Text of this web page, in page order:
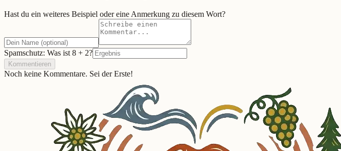
Hast du ein weiteres Beispiel oder eine Anmerkung zu diesem Wort?
Spamschutz: Was ist 8 + 2?
Kommentieren
Noch keine Kommentare. Sei der Erste!